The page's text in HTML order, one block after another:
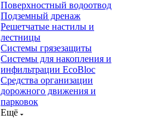
Поверхностный водоотвод
Подземный дренаж
Решетчатые настилы и
лестницы
Системы грязезащиты
Системы для накопления и
инфильтрации EcoBloc
Средства организации
дорожного движения и
парковок
Ещё